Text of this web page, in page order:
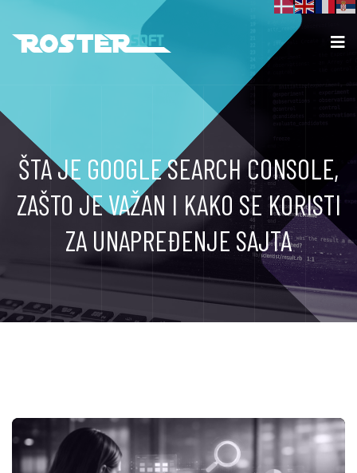
ŠTA JE GOOGLE SEARCH CONSOLE,
ZAŠTO JE VAŽAN I KAKO SE KORISTI
ZA UNAPREĐENJE SAJTA